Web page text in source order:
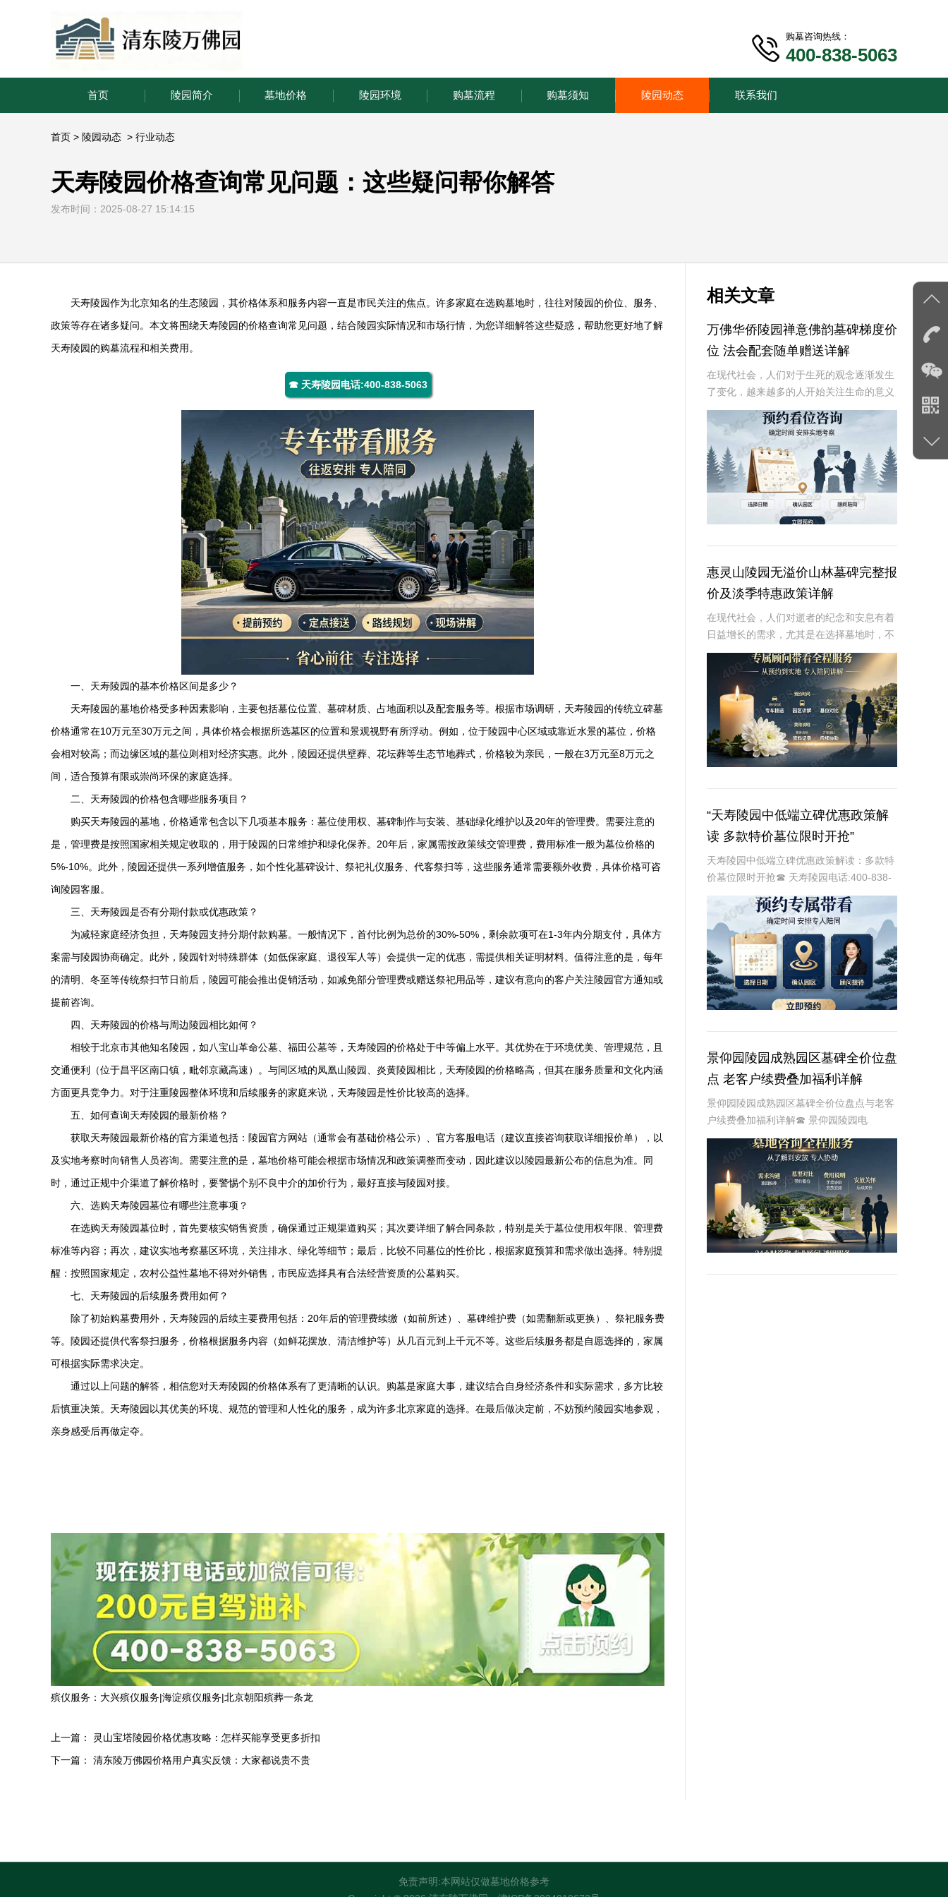
购墓咨询热线：
400-838-5063
首页 陵园简介 墓地价格 陵园环境 购墓流程 购墓须知 陵园动态 联系我们
首页 > 陵园动态 > 行业动态
天寿陵园价格查询常见问题：这些疑问帮你解答
发布时间：2025-08-27 15:14:15
天寿陵园作为北京知名的生态陵园，其价格体系和服务内容一直是市民关注的焦点。许多家庭在选购墓地时，往往对陵园的价位、服务、
政策等存在诸多疑问。本文将围绕天寿陵园的价格查询常见问题，结合陵园实际情况和市场行情，为您详细解答这些疑惑，帮助您更好地了解
天寿陵园的购墓流程和相关费用。
☎ 天寿陵园电话:400-838-5063
一、 天寿陵园的基本价格区间是多少？
天寿陵园的墓地价格受多种因素影响，主要包括墓位位置、墓碑材质、占地面积以及配套服务等。根据市场调研， 天寿陵园的传统立碑墓
价格通常在10万元至30万元之间，具体价格会根据所选墓区的位置和景观视野有所浮动。例如，位于陵园中心区域或靠近水景的墓位，价格
会相对较高；而边缘区域的墓位则相对经济实惠。此外，陵园还提供壁葬、花坛葬等生态节地葬式，价格较为亲民，一般在3万元至8万元之
间，适合预算有限或崇尚环保的家庭选择。
二、 天寿陵园的价格包含哪些服务项目？
购买天寿陵园的墓地，价格通常包含以下几项基本服务：墓位使用权、墓碑制作与安装、基础绿化维护以及20年的管理费。需要注意的
是，管理费是按照国家相关规定收取的，用于陵园的日常维护和绿化保养。20年后，家属需按政策续交管理费，费用标准一般为墓位价格的
5%-10%。此外，陵园还提供一系列增值服务，如个性化墓碑设计、祭祀礼仪服务、代客祭扫等，这些服务通常需要额外收费，具体价格可咨
询陵园客服。
三、 天寿陵园是否有分期付款或优惠政策？
为减轻家庭经济负担， 天寿陵园支持分期付款购墓。一般情况下，首付比例为总价的30%-50%，剩余款项可在1-3年内分期支付，具体方
案需与陵园协商确定。此外，陵园针对特殊群体（如低保家庭、退役军人等）会提供一定的优惠，需提供相关证明材料。值得注意的是，每年
的清明、冬至等传统祭扫节日前后，陵园可能会推出促销活动，如减免部分管理费或赠送祭祀用品等，建议有意向的客户关注陵园官方通知或
提前咨询。
四、 天寿陵园的价格与周边陵园相比如何？
相较于北京市其他知名陵园，如八宝山革命公墓、 福田公墓等， 天寿陵园的价格处于中等偏上水平。其优势在于环境优美、管理规范，且
交通便利（位于昌平区南口镇，毗邻京藏高速）。与同区域的凤凰山陵园、 炎黄陵园相比， 天寿陵园的价格略高，但其在服务质量和文化内涵
方面更具竞争力。对于注重陵园整体环境和后续服务的家庭来说， 天寿陵园是性价比较高的选择。
五、如何查询天寿陵园的最新价格？
获取天寿陵园最新价格的官方渠道包括：陵园官方网站（通常会有基础价格公示）、官方客服电话（建议直接咨询获取详细报价单），以
及实地考察时向销售人员咨询。需要注意的是，墓地价格可能会根据市场情况和政策调整而变动，因此建议以陵园最新公布的信息为准。同
时，通过正规中介渠道了解价格时，要警惕个别不良中介的加价行为，最好直接与陵园对接。
六、选购天寿陵园墓位有哪些注意事项？
在选购天寿陵园墓位时，首先要核实销售资质，确保通过正规渠道购买；其次要详细了解合同条款，特别是关于墓位使用权年限、管理费
标准等内容；再次，建议实地考察墓区环境，关注排水、绿化等细节；最后，比较不同墓位的性价比，根据家庭预算和需求做出选择。特别提
醒：按照国家规定，农村公益性墓地不得对外销售，市民应选择具有合法经营资质的公墓购买。
七、 天寿陵园的后续服务费用如何？
除了初始购墓费用外， 天寿陵园的后续主要费用包括：20年后的管理费续缴（如前所述）、墓碑维护费（如需翻新或更换）、祭祀服务费
等。陵园还提供代客祭扫服务，价格根据服务内容（如鲜花摆放、清洁维护等）从几百元到上千元不等。这些后续服务都是自愿选择的，家属
可根据实际需求决定。
通过以上问题的解答，相信您对天寿陵园的价格体系有了更清晰的认识。购墓是家庭大事，建议结合自身经济条件和实际需求，多方比较
后慎重决策。 天寿陵园 以其优美的环境、规范的管理和人性化的服务，成为许多北京家庭的选择。在最后做决定前，不妨预约陵园实地参观，
亲身感受后再做定夺。
殡仪服务： 大兴殡仪服务|海淀殡仪服务|北京朝阳殡葬一条龙
上一篇：
灵山宝塔陵园价格优惠攻略：怎样买能享受更多折扣
下一篇： 清东陵万佛园价格用户真实反馈：大家都说贵不贵
相关文章
万佛华侨陵园禅意佛韵墓碑梯度价
位 法会配套随单赠送详解
在现代社会，人们对于生死的观念逐渐发生
了变化，越来越多的人开始关注生命的意义
和灵魂的归宿。万佛华侨陵园作为一家专业
的陵园，致力于为逝者提供宁静安息之所，
为生者带来心灵的慰藉。其中，禅意佛韵墓
碑以其独特
惠灵山陵园无溢价山林墓碑完整报
价及淡季特惠政策详解
在现代社会，人们对逝者的纪念和安息有着
日益增长的需求，尤其是在选择墓地时，不
仅注重其位置和环境，还关注其价格和性价
比。惠灵山陵园作为一家知名的大型陵园，
提供多种类型的墓碑和安葬方式，以满足不
同客户的需
“天寿陵园中低端立碑优惠政策解
读 多款特价墓位限时开抢”
天寿陵园中低端立碑优惠政策解读：多款特
价墓位限时开抢☎ 天寿陵园电话:400-838-
5063在现代社会，随着人们对生命和死亡的
尊重与理解不断加深，陵园作为安息逝者的
神圣之地，其服务质量和性价比也日
景仰园陵园成熟园区墓碑全价位盘
点 老客户续费叠加福利详解
景仰园陵园成熟园区墓碑全价位盘点与老客
户续费叠加福利详解☎ 景仰园陵园电
话:400-838-5063在人生的旅途中，每个人
都会面临生老病死的自然规律。当亲人离
去，我们如何安放他们的灵魂，成为了一个
重
免责声明:本网站仅做墓地价格参考